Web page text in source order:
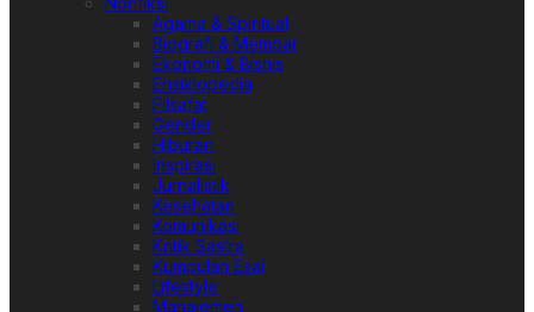
Agama & Spiritual
Biografi & Memoar
Ekonomi & Bisnis
Ensiklopedia
Filsafat
Gender
Hiburan
Inspirasi
Jurnalistik
Kesehatan
Komunikasi
Kritik Sastra
Kumpulan Esai
Lifestyle
Manajemen